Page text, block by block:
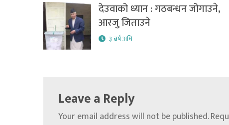
देउवाको ध्यान : गठबन्धन जोगाउने,
आरजु जिताउने
३ बर्ष अघि
Leave a Reply
Your email address will not be published.